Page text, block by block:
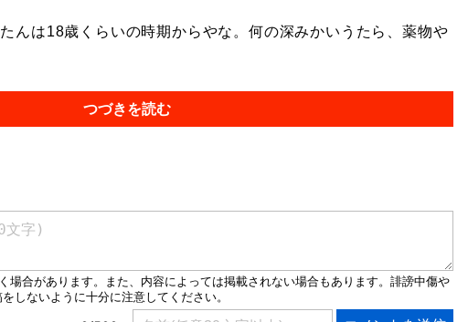
んは18歳くらいの時期からやな。何の深みかいうたら、薬物や
つづきを読む